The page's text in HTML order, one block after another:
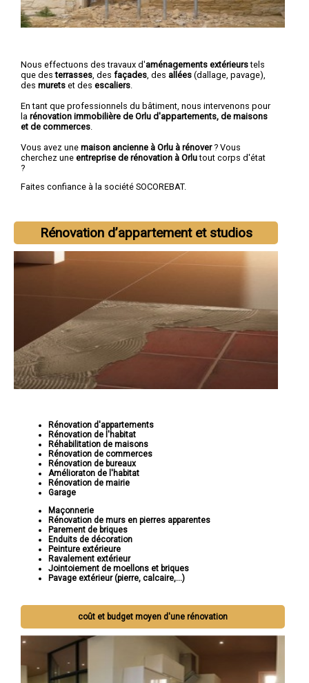
Nous effectuons des travaux d'aménagements extérieurstels
que desterrasses , des façades , des allées (dallage, pavage),
des murets et des escaliers
En tant que professionnels du bâtiment, nous intervenons pour
la rénovation immobilière de Orlu d'appartements, de maisons
et de commerces
Vous avez une maison ancienne à Orlu à rénover? Vous
cherchez une entreprise de rénovation à Orlutout corps d'état
?
Faites confiance à la société SOCOREBAT.
Rénovation d’appartement et studios
Rénovation d'appartements
Rénovation de l'habitat
Réhabilitation de maisons
Rénovation de commerces
Rénovation de bureaux
Amélioraton de l'habitat
Rénovation de mairie
Garage
Maçonnerie
Rénovation de murs en pierres apparentes
Parement de briques
Enduits de décoration
Peinture extérieure
Ravalement extérieur
Jointoiement de moellons et briques
Pavage extérieur (pierre, calcaire,...)
coût et budget moyen d'une rénovation